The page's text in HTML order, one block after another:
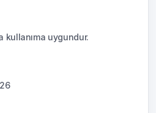
kullanıma uygundur.